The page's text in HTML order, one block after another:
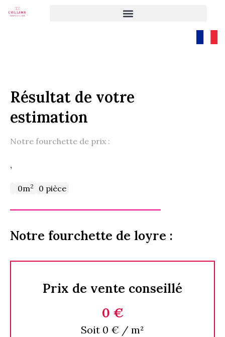
Résultat de votre
estimation
Notre fourchette de prix :
,
0m2 0 pièce
Notre fourchette de loyre :
Prix de vente conseillé
0 €
Soit 0 € / m²